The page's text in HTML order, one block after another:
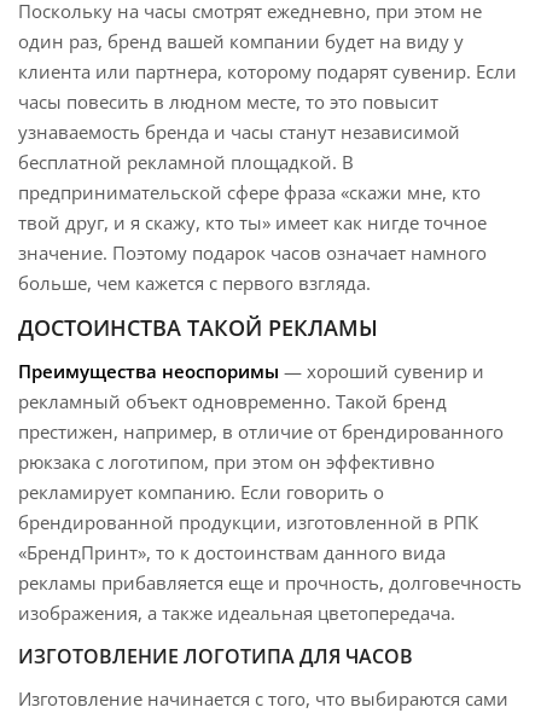
Поскольку на часы смотрят ежедневно, при этом не
один раз, бренд вашей компании будет на виду у
клиента или партнера, которому подарят сувенир. Если
часы повесить в людном месте, то это повысит
узнаваемость бренда и часы станут независимой
бесплатной рекламной площадкой. В
предпринимательской сфере фраза «скажи мне, кто
твой друг, и я скажу, кто ты» имеет как нигде точное
значение. Поэтому подарок часов означает намного
больше, чем кажется с первого взгляда.
ДОСТОИНСТВА ТАКОЙ РЕКЛАМЫ
Преимущества неоспоримы — хороший сувенир и
рекламный объект одновременно. Такой бренд
престижен, например, в отличие от брендированного
рюкзака с логотипом, при этом он эффективно
рекламирует компанию. Если говорить о
брендированной продукции, изготовленной в РПК
«БрендПринт», то к достоинствам данного вида
рекламы прибавляется еще и прочность, долговечность
изображения, а также идеальная цветопередача.
ИЗГОТОВЛЕНИЕ ЛОГОТИПА ДЛЯ ЧАСОВ
Изготовление начинается с того, что выбираются сами